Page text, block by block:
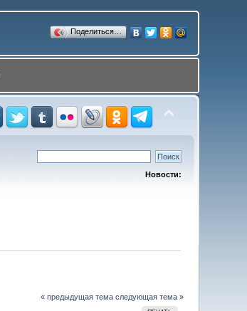
Поделиться…
Новости:
« предыдущая тема следующая тема »